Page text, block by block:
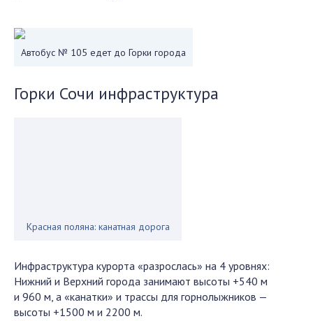
Автобус № 105 едет до Горки города
Горки Сочи инфраструктура
Красная поляна: канатная дорога
Инфраструктура курорта «разрослась» на 4 уровнях:
Нижний и Верхний города занимают высоты +540 м
и 960 м, а «канатки» и трассы для горнолыжников —
высоты +1500 м и 2200 м.